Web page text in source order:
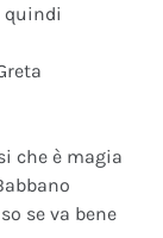
quindi
che è magia
se va bene